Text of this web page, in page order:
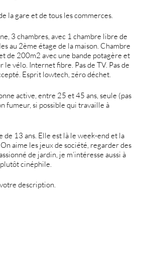
la gare et de tous les commerces.
3 chambres, avec 1 chambre libre de
au 2ème étage de la maison. Chambre
de 200m2 avec une bande potagère et
le vélo. Internet fibre. Pas de TV. Pas de
Esprit lowtech, zéro déchet.
active, entre 25 et 45 ans, seule (pas
fumeur, si possible qui travaille à
de 13 ans. Elle est là le week-end et la
aime les jeux de société, regarder des
de jardin, je m’intéresse aussi à
cinéphile.
description.